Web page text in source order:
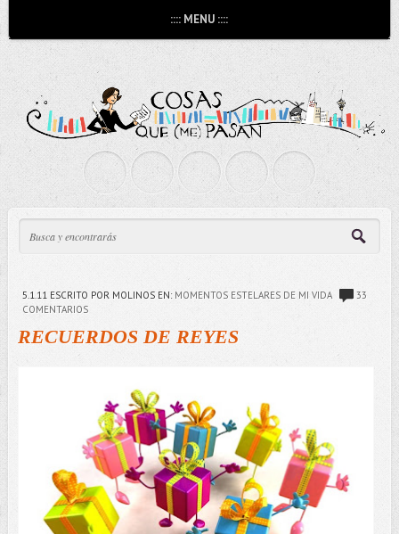
:::: MENU ::::
5.1.11 ESCRITO POR MOLINOS EN: MOMENTOS ESTELARES DE MI VIDA
33
COMENTARIOS
RECUERDOS DE REYES